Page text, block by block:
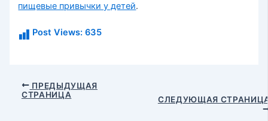
пищевые привычки у детей.
Post Views: 635
Навигация
ПРЕДЫДУЩАЯ
СТРАНИЦА
СЛЕДУЮЩАЯ